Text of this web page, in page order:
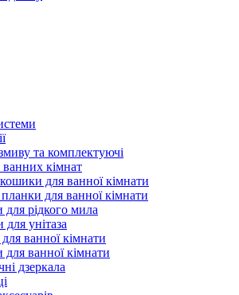
та комплектуючі
кімнат
для ванної кімнати
для ванної кімнати
для рідкого мила
унітаза
ванної кімнати
ванної кімнати
дзеркала